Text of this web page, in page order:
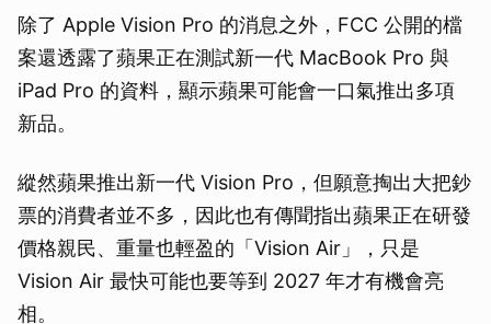
除了 Apple Vision Pro 的消息之外，FCC 公開的檔
案還透露了蘋果正在測試新一代 MacBook Pro 與
iPad Pro 的資料，顯示蘋果可能會一口氣推出多項
新品。
縱然蘋果推出新一代 Vision Pro，但願意掏出大把鈔
票的消費者並不多，因此也有傳聞指出蘋果正在研發
價格親民、重量也輕盈的「Vision Air」，只是
Vision Air 最快可能也要等到 2027 年才有機會亮
相。